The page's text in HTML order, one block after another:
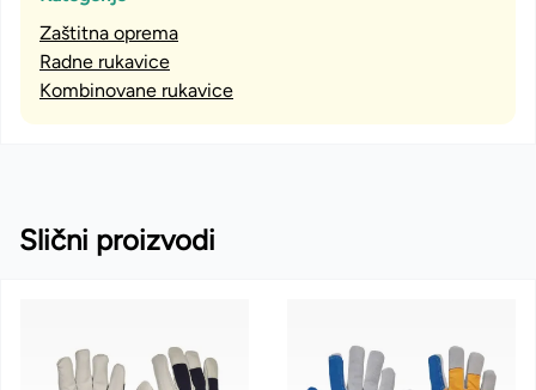
Zaštitna oprema
Radne rukavice
Kombinovane rukavice
Slični proizvodi